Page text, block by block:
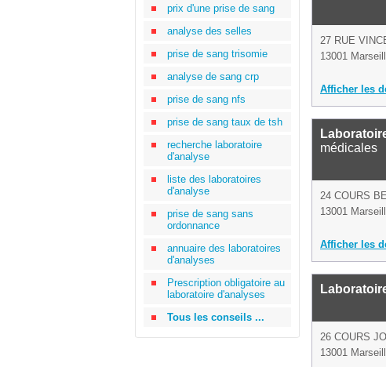
prix d'une prise de sang
analyse des selles
prise de sang trisomie
analyse de sang crp
prise de sang nfs
prise de sang taux de tsh
recherche laboratoire
d'analyse
liste des laboratoires
d'analyse
prise de sang sans
ordonnance
annuaire des laboratoires
d'analyses
Prescription obligatoire au
laboratoire d'analyses
Tous les conseils ...
27 RUE
13001
Afficher les
médicales
24 COURS
13001
Afficher les
26 COURS
13001